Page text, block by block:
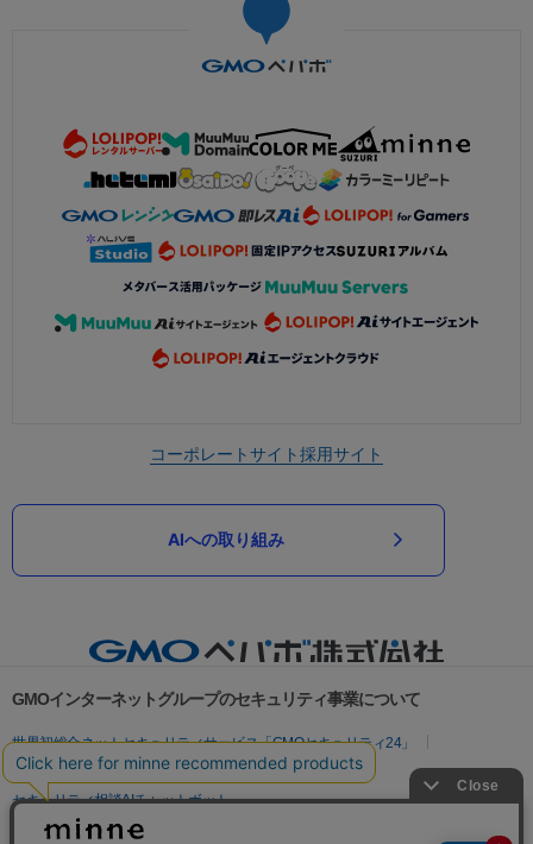
コーポレートサイト採用サイト
AIへの取り組み
GMOインターネットグループのセキュリティ事業について
世界初総合ネットセキュリティサービス「GMOセキュリティ24」
パスワード漏洩診断
Webサイトリスク診断
セキュリティ相談AIチャットボット
実在証明・盗聴対策